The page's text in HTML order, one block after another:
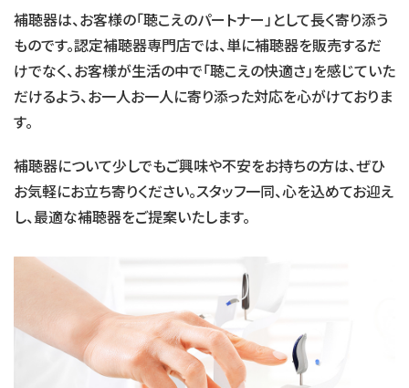
補聴器は、お客様の「聴こえのパートナー」として長く寄り添う
ものです。認定補聴器専門店では、単に補聴器を販売するだ
けでなく、お客様が生活の中で「聴こえの快適さ」を感じていた
だけるよう、お一人お一人に寄り添った対応を心がけておりま
す。
補聴器について少しでもご興味や不安をお持ちの方は、ぜひ
お気軽にお立ち寄りください。スタッフ一同、心を込めてお迎え
し、最適な補聴器をご提案いたします。